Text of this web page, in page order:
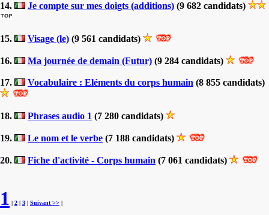
14. Je compte sur mes doigts (additions) (9 682 candidats)
15. Visage (le) (9 561 candidats)
16. Ma journée de demain (Futur) (9 284 candidats)
17. Vocabulaire : Eléments du corps humain (8 855 candidats)
18. Phrases audio 1 (7 280 candidats)
19. Le nom et le verbe (7 188 candidats)
20. Fiche d'activité - Corps humain (7 061 candidats)
1 | 2 | 3 | Suivant >> |